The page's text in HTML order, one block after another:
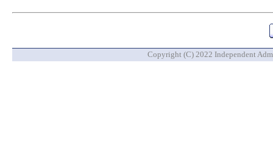
Copyright (C) 2022 Independent